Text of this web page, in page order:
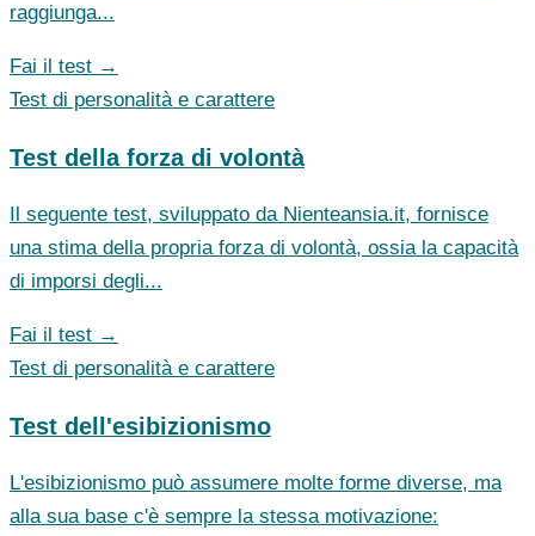
raggiunga...
Fai il test →
Test di personalità e carattere
Test della forza di volontà
Il seguente test, sviluppato da Nienteansia.it, fornisce
una stima della propria forza di volontà, ossia la capacità
di imporsi degli...
Fai il test →
Test di personalità e carattere
Test dell'esibizionismo
L'esibizionismo può assumere molte forme diverse, ma
alla sua base c'è sempre la stessa motivazione: